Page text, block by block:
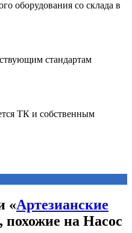
«Артезианские
похожие на Насос